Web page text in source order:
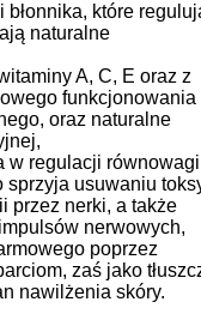
błonnika, które
naturalne
A, C, E oraz z
funkcjonowania
oraz naturalne
w regulacji równowagi
sprzyja usuwaniu
przez nerki, a także
nerwowych,
poprzez
zaś jako
nawilżenia skóry.